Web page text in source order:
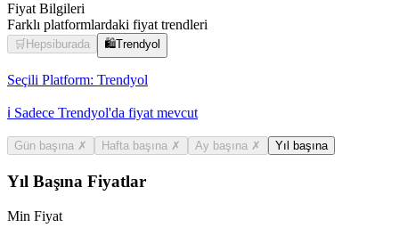
Fiyat Bilgileri
Farklı platformlardaki fiyat trendleri
🛒 Hepsiburada 🛍️Trendyol
Seçili Platform: Trendyol
ℹ️ Sadece Trendyol'da fiyat mevcut
Gün başına ✗ Hafta başına ✗ Ay başına ✗ Yıl başına
Yıl Başına Fiyatlar
Min Fiyat